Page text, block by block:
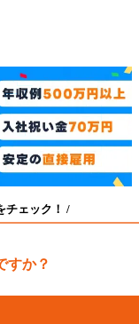
チェック！ /
すか？